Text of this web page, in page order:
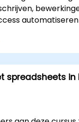
de
Visual Basic for
legt essentiële
van
en levert
spreadsheets in